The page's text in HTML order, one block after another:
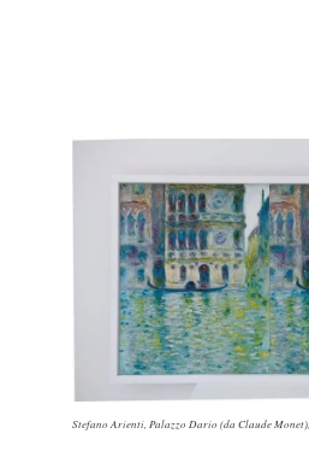
Stefano Arienti, Palazzo Dario (da Claude Monet)